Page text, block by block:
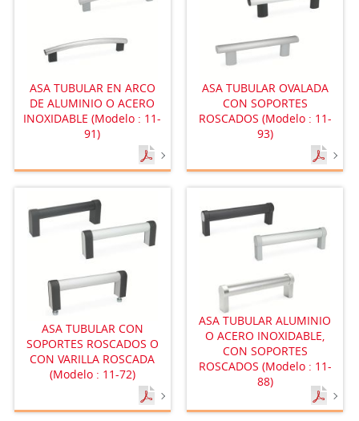
ASA TUBULAR EN ARCO
DE ALUMINIO O ACERO
INOXIDABLE (Modelo : 11-
91)
ASA TUBULAR OVALADA
CON SOPORTES
ROSCADOS (Modelo : 11-
93)
ASA TUBULAR CON
SOPORTES ROSCADOS O
CON VARILLA ROSCADA
(Modelo : 11-72)
ASA TUBULAR ALUMINIO
O ACERO INOXIDABLE,
CON SOPORTES
ROSCADOS (Modelo : 11-
88)